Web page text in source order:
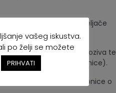
do 20. veljače
za dva različita poziva te
je odabir obje radionice).
i dodatne online radionice o
vašeg iskustva.
po želji se možete
PRIHVATI